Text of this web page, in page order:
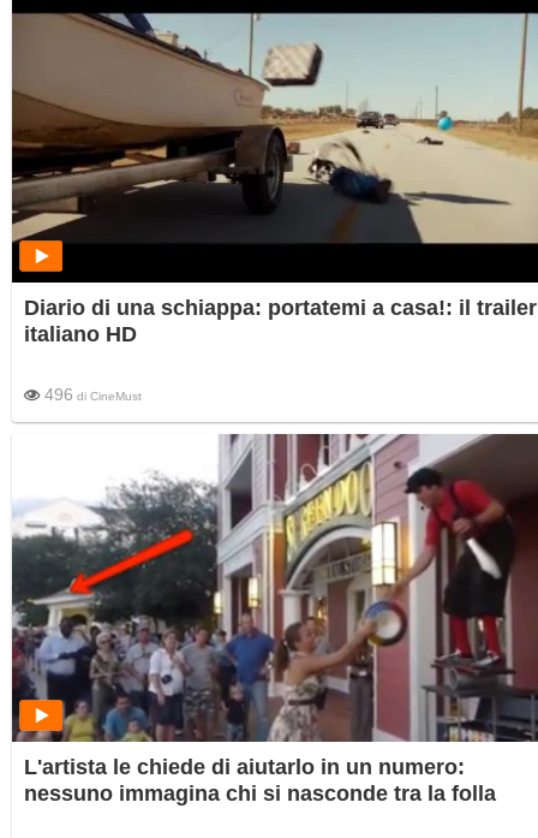
Diario di una schiappa: portatemi a casa!: il trailer
italiano HD
496 di CineMust
L'artista le chiede di aiutarlo in un numero:
nessuno immagina chi si nasconde tra la folla